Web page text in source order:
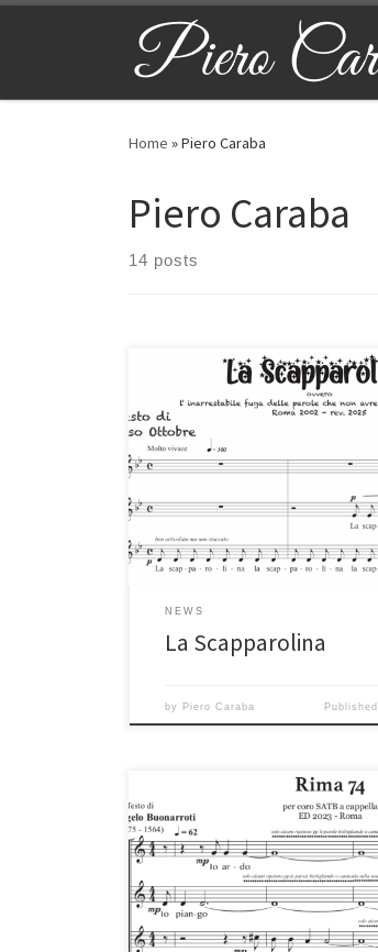
Home »Piero Caraba
Piero Caraba
14 posts
NEWS
La Scapparolina
by Piero Caraba Published